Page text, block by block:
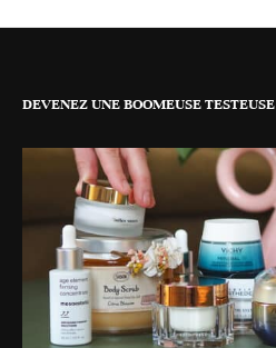
DEVENEZ UNE BOOMEUSE TESTEUSE